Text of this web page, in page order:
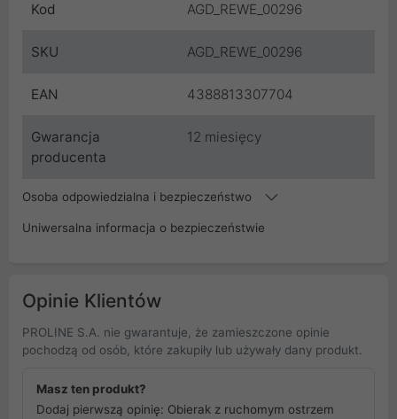
Kod AGD_REWE_00296
SKU AGD_REWE_00296
EAN 4388813307704
Gwarancja
producenta
12 miesięcy
Osoba odpowiedzialna i bezpieczeństwo
Uniwersalna informacja o bezpieczeństwie
Opinie Klientów
PROLINE S.A. nie gwarantuje, że zamieszczone opinie
pochodzą od osób, które zakupiły lub używały dany produkt.
Masz ten produkt?
Dodaj pierwszą opinię: Obierak z ruchomym ostrzem